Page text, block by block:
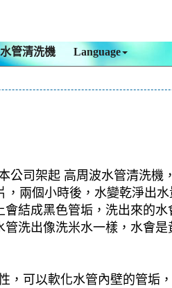
管清洗機 Language
公司架起 高周波水管清洗機
兩個小時後，水變乾淨出
結成黑色管垢，洗出來的
洗出像洗米水一樣，水會
，可以軟化水管內壁的管垢